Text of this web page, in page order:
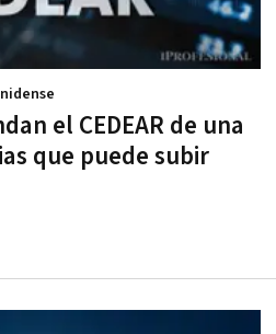
el CEDEAR de una
que puede subir